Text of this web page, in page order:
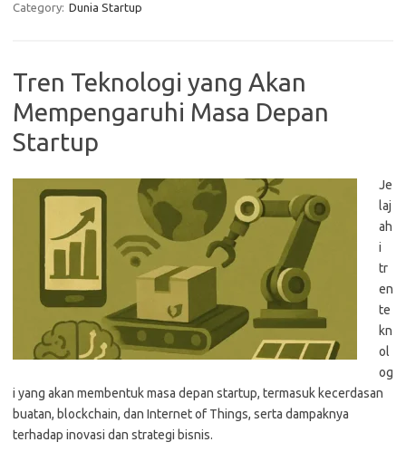
Category: Dunia Startup
Tren Teknologi yang Akan
Mempengaruhi Masa Depan
Startup
Je
laj
ah
i
tr
en
te
kn
ol
og
i yang akan membentuk masa depan startup, termasuk kecerdasan
buatan, blockchain, dan Internet of Things, serta dampaknya
terhadap inovasi dan strategi bisnis.